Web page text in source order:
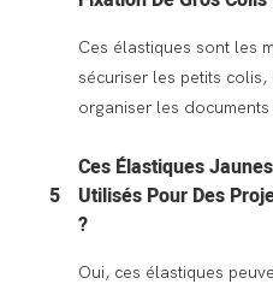
Ces élastiques sont les
sécuriser les petits
organiser les
5
Ces Élastiques
Utilisés Pour Des
?
Oui, ces élastiques